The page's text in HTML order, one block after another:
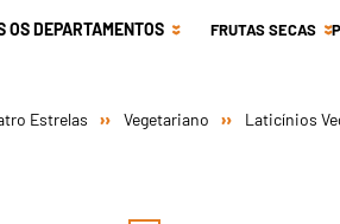
OS DEPARTAMENTOS FRUTAS SECAS
Vegetariano Laticínios